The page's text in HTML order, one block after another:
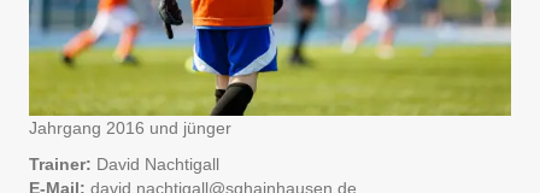
Jahrgang 2016 und jünger
Trainer: David Nachtigall
E-Mail: david.nachtigall@sghainhausen.de